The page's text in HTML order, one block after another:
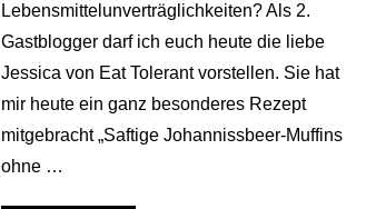
Lebensmittelunverträglichkeiten? Als 2.
Gastblogger darf ich euch heute die liebe
Jessica von Eat Tolerant vorstellen. Sie hat
mir heute ein ganz besonderes Rezept
mitgebracht „Saftige Johannissbeer-Muffins
ohne …